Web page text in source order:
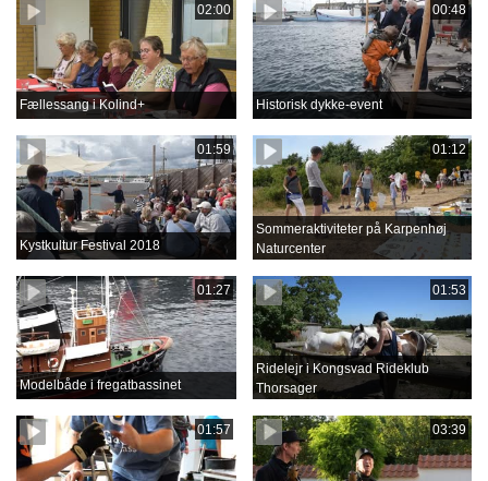
02:00
Fællessang i Kolind+
00:48
Historisk dykke-event
01:59
Kystkultur Festival 2018
01:12
Sommeraktiviteter på Karpenhøj
Naturcenter
01:27
Modelbåde i fregatbassinet
01:53
Ridelejr i Kongsvad Rideklub
Thorsager
01:57 03:39